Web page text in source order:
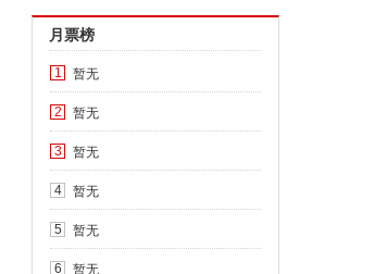
月票榜
1 暂无
2 暂无
3 暂无
4 暂无
5 暂无
6 暂无